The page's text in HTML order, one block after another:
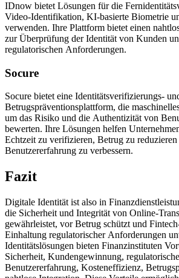
IDnow bietet Lösungen für die
Video-Identifikation, KI-basierte Biometrie
verwenden. Ihre Plattform bietet einen
zur Überprüfung der Identität von Kunden
regulatorischen Anforderungen.
Socure
Socure bietet eine Identitätsverifizierungs-
Betrugspräventionsplattform, die
um das Risiko und die Authentizität von
bewerten. Ihre Lösungen helfen
Echtzeit zu verifizieren, Betrug zu
Benutzererfahrung zu verbessern.
Fazit
Digitale Identität ist also in
die Sicherheit und Integrität von Online-
gewährleistet, vor Betrug schützt und
Einhaltung regulatorischer Anforderungen
Identitätslösungen bieten Finanzinstituten
Sicherheit, Kundengewinnung,
Benutzererfahrung, Kosteneffizienz,